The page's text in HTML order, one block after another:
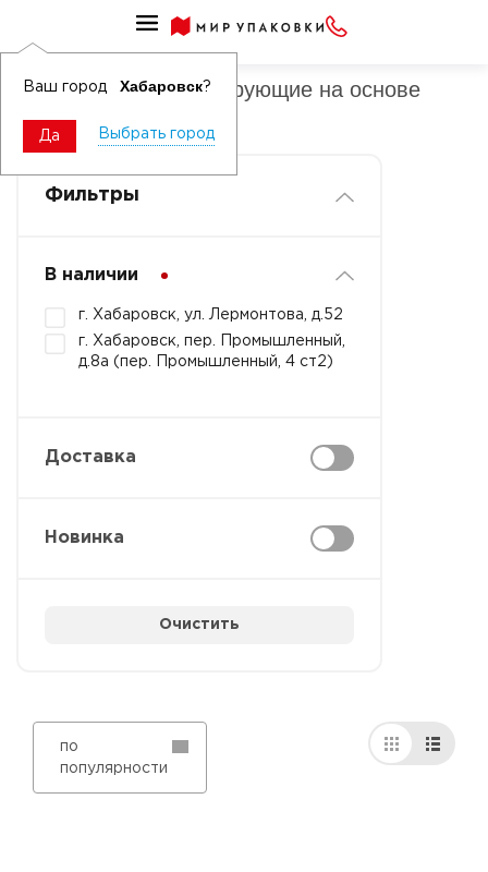
Ваш город Хабаровск?
Да Выбрать город
Средства дезинфицирующие для обработки рук
Средства дезинфицирующие на основе
Фильтры
В наличии
г. Хабаровск, ул. Лермонтова, д.52
г. Хабаровск, пер. Промышленный,
д.8а (пер. Промышленный, 4 ст2)
Доставка
Новинка
Очистить
по
популярности